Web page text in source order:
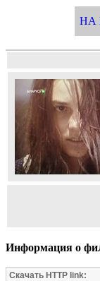
НА
Информация о
Скачать HTTP link: